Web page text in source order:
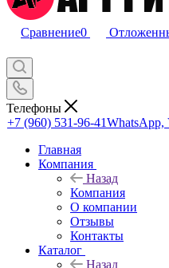
Сравнение0
Телефоны
+7 (960) 531-96-41WhatsApp,
Главная
Компания
Назад
Компания
О компании
Отзывы
Контакты
Каталог
Назад